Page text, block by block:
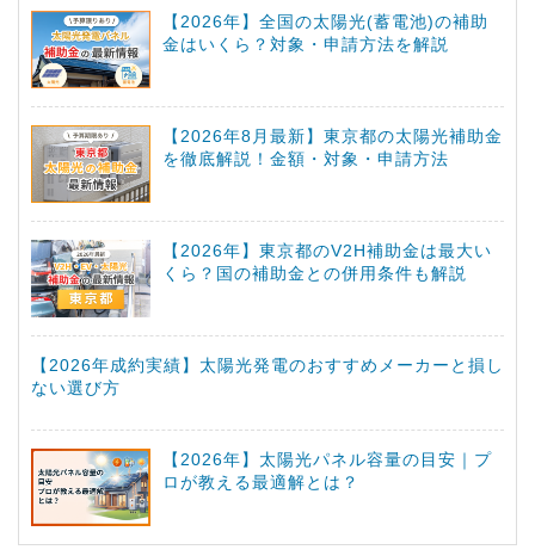
【2026年】全国の太陽光(蓄電池)の補助
金はいくら？対象・申請方法を解説
【2026年8月最新】東京都の太陽光補助金
を徹底解説！金額・対象・申請方法
【2026年】東京都のV2H補助金は最大い
くら？国の補助金との併用条件も解説
【2026年成約実績】太陽光発電のおすすめメーカーと損し
ない選び方
【2026年】太陽光パネル容量の目安｜プ
ロが教える最適解とは？